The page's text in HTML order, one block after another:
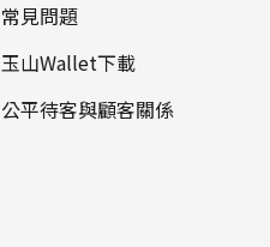
常見問題
玉山Wallet下載
公平待客與顧客關係